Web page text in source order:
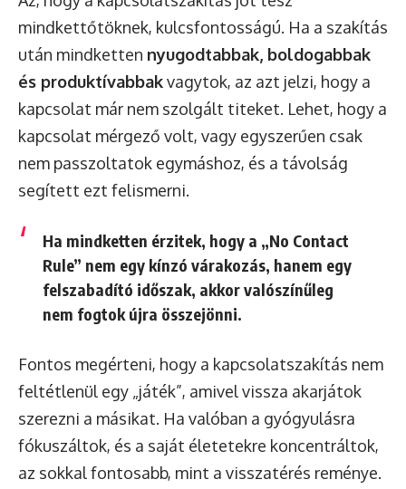
mindkettőtöknek, kulcsfontosságú. Ha a szakítás
után mindketten nyugodtabbak, boldogabbak
és produktívabbakvagytok, az azt jelzi, hogy a
kapcsolat már nem szolgált titeket. Lehet, hogy a
kapcsolat mérgező volt, vagy egyszerűen csak
nem passzoltatok egymáshoz, és a távolság
segített ezt felismerni.
Ha mindketten érzitek, hogy a „No Contact
Rule” nem egy kínzó várakozás, hanem egy
felszabadító időszak, akkor valószínűleg
nem fogtok újra összejönni.
Fontos megérteni, hogy a kapcsolatszakítás nem
feltétlenül egy „játék”, amivel vissza akarjátok
szerezni a másikat. Ha valóban a gyógyulásra
fókuszáltok, és a saját életetekre koncentráltok,
az sokkal fontosabb, mint a visszatérés reménye.